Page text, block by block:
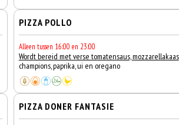
PIZZA POLLO
Alleen tussen 16:00 en 23:00
Wordt bereid met verse tomatensaus, mozzarellakaas
champions, paprika, ui en oregano
PIZZA DONER FANTASIE